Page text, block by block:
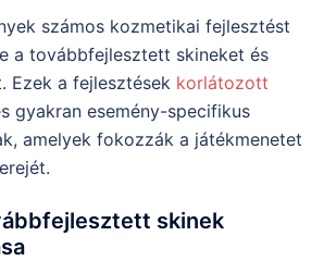
számos kozmetikai fejlesztést
a továbbfejlesztett skineket és
Ezek a fejlesztések korlátozott
gyakran esemény-specifikus
amelyek fokozzák a játékmenetet
skinek